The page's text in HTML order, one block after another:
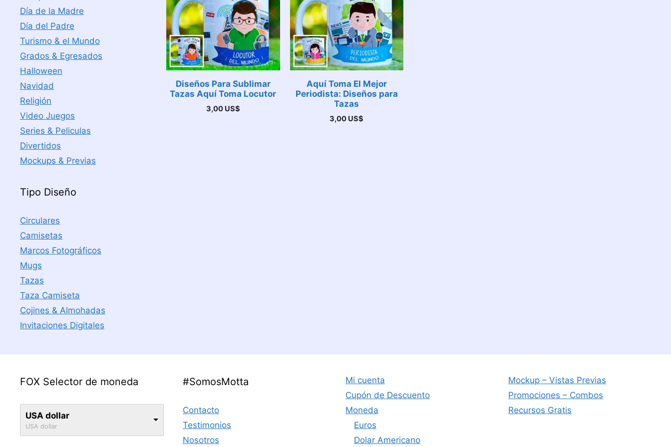
Diseños Para Sublimar
Tazas Aquí Toma Locutor
3,00 US$
Aquí Toma El Mejor
Periodista: Diseños para
Tazas
3,00 US$
Día de la Madre
Día del Padre
Turismo & el Mundo
Grados & Egresados
Halloween
Navidad
Religión
Video Juegos
Series & Peliculas
Divertidos
Mockups & Previas
Tipo Diseño
Circulares
Camisetas
Marcos Fotográficos
Mugs
Tazas
Taza Camiseta
Cojines & Almohadas
Invitaciones Digitales
FOX Selector de moneda
USA dollar
USA dollar
#SomosMotta
Contacto
Testimonios
Nosotros
Mi cuenta
Cupón de Descuento
Moneda
Euros
Dolar Americano
Mockup – Vistas Previas
Promociones – Combos
Recursos Gratis